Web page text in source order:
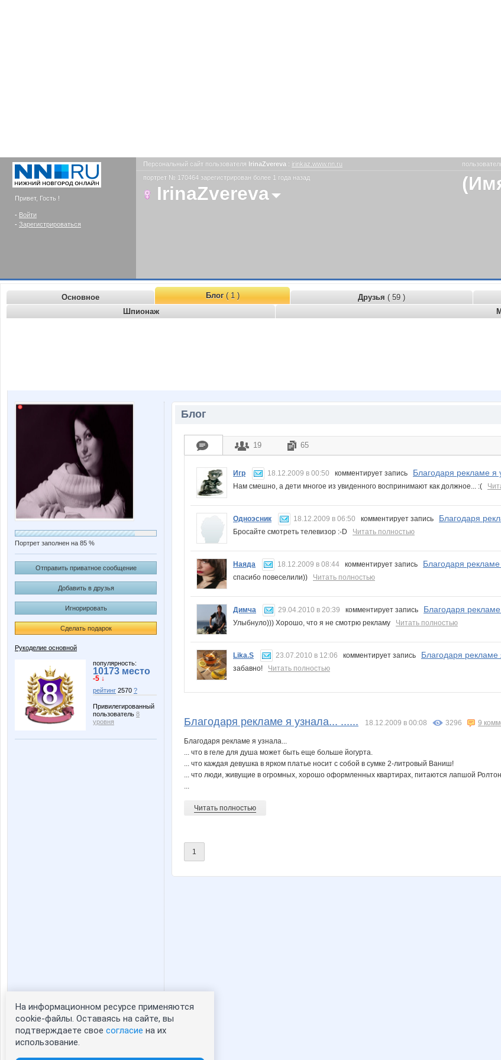
Привет, Гость !
- Войти
- Зарегистрироваться
Персональный сайт пользователя IrinaZvereva : irinkaz.www.nn.ru
портрет № 170464 зарегистрирован более 1 года назад
IrinaZvereva
Основное Блог( 1 ) Друзья ( 59 )
Шпионаж
Портрет заполнен на 85 %
Отправить приватное сообщение
Добавить в друзья
Игнорировать
Сделать подарок
Рукоделие основной
популярность:
10173 место
-5 ↓
рейтинг 2570 ?
Привилегированный
пользователь 8
уровня
Статистика портрета:
сейчас просматривают портрет - 0
зарегистрированные пользователи
Блог
19 65
Игр 18.12.2009 в 00:50 комментирует запись Благодаря рекламе я
Нам смешно, а дети многое из увиденного воспринимают как должное... :(
Одноэсник 18.12.2009 в 06:50 комментирует запись Благодаря
Бросайте смотреть телевизор :-D Читать полностью
Наяда 18.12.2009 в 08:44 комментирует запись Благодаря рекламе
спасибо повеселили)) Читать полностью
Димча 29.04.2010 в 20:39 комментирует запись Благодаря рекламе
Улыбнуло))) Хорошо, что я не смотрю рекламу Читать полностью
Lika.S 23.07.2010 в 12:06 комментирует запись Благодаря рекламе
забавно! Читать полностью
Благодаря рекламе я узнала... ...... 18.12.2009 в 00:08 3296 9
Благодаря рекламе я узнала...
... что в геле для душа может быть еще больше йогурта.
... что каждая девушка в ярком платье носит с собой в сумке 2-литровый Ваниш!
... что люди, живущие в огромных, хорошо оформленных квартирах, питаются лапшой
...
Читать полностью
1
На информационном ресурсе применяются
cookie-файлы. Оставаясь на сайте, вы
подтверждаете свое согласие на их
использование.